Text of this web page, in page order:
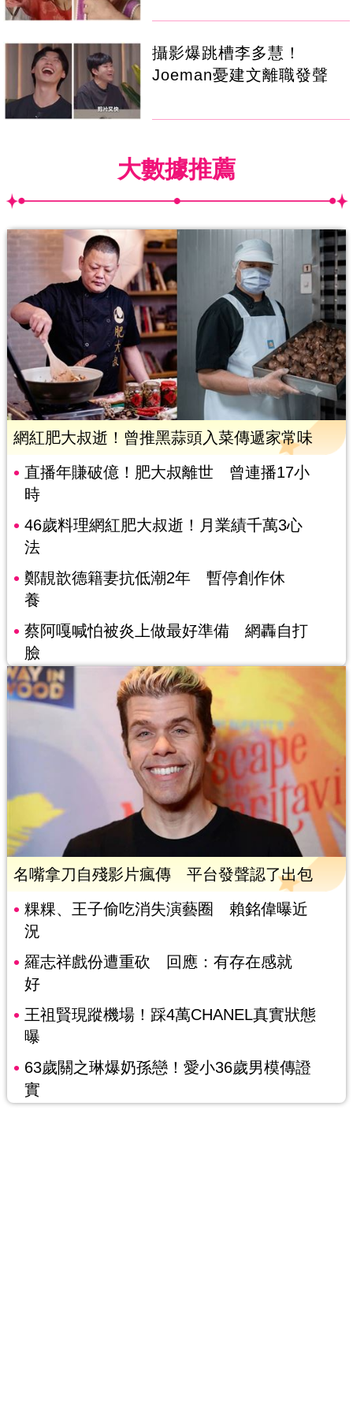
攝影爆跳槽李多慧！
Joeman憂建文離職發聲
大數據推薦
網紅肥大叔逝！曾推黑蒜頭入菜傳遞家常味
直播年賺破億！肥大叔離世 曾連播17小
時
46歲料理網紅肥大叔逝！月業績千萬3心
法
鄭靚歆德籍妻抗低潮2年 暫停創作休
養
蔡阿嘎喊怕被炎上做最好準備 網轟自打
臉
名嘴拿刀自殘影片瘋傳 平台發聲認了出包
粿粿、王子偷吃消失演藝圈 賴銘偉曝近
況
羅志祥戲份遭重砍 回應：有存在感就
好
王祖賢現蹤機場！踩4萬CHANEL真實狀態
曝
63歲關之琳爆奶孫戀！愛小36歲男模傳證
實